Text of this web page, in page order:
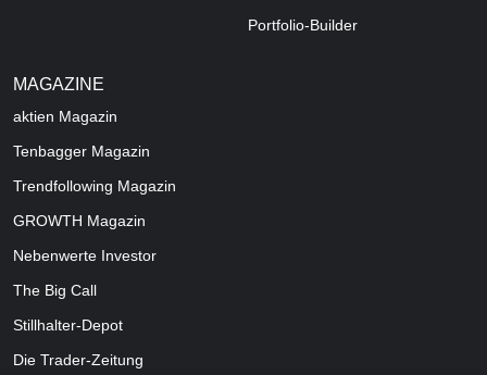
Portfolio-Builder
MAGAZINE
aktien Magazin
Tenbagger Magazin
Trendfollowing Magazin
GROWTH Magazin
Nebenwerte Investor
The Big Call
Stillhalter-Depot
Die Trader-Zeitung